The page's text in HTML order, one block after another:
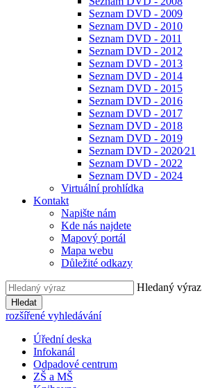
Seznam DVD - 2009
Seznam DVD - 2010
Seznam DVD - 2011
Seznam DVD - 2012
Seznam DVD - 2013
Seznam DVD - 2014
Seznam DVD - 2015
Seznam DVD - 2016
Seznam DVD - 2017
Seznam DVD - 2018
Seznam DVD - 2019
Seznam DVD - 2020⁄21
Seznam DVD - 2022
Seznam DVD - 2024
Virtuální prohlídka
Kontakt
Napište nám
Kde nás najdete
Mapový portál
Mapa webu
Důležité odkazy
Hledaný výraz
Hledat
rozšířené vyhledávání
Úřední deska
Infokanál
Odpadové centrum
ZŠ a MŠ